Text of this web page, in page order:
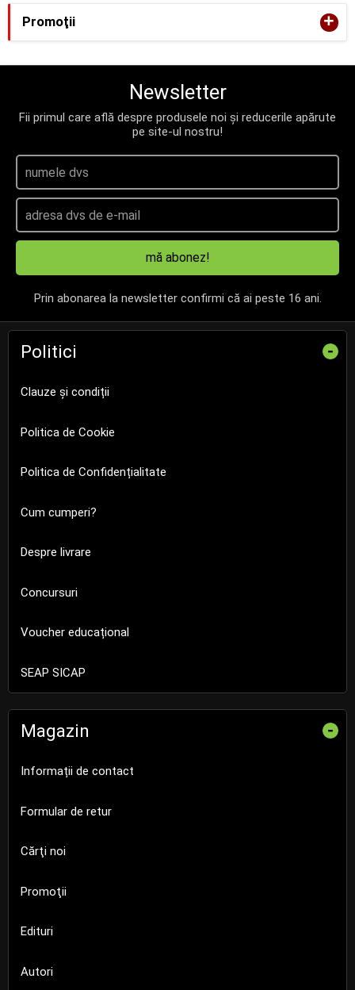
Promoţii +
Newsletter
Fii primul care află despre produsele noi și reducerile apărute
pe site-ul nostru!
mă abonez!
Prin abonarea la newsletter confirmi că ai peste 16 ani.
Politici -
Clauze și condiții
Politica de Cookie
Politica de Confidențialitate
Cum cumperi?
Despre livrare
Concursuri
Voucher educațional
SEAP SICAP
Magazin -
Informații de contact
Formular de retur
Cărţi noi
Promoţii
Edituri
Autori